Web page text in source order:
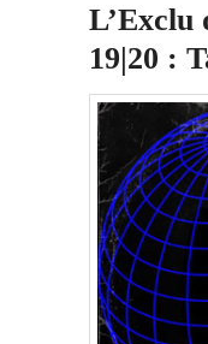
L’Exclu
19|20 :